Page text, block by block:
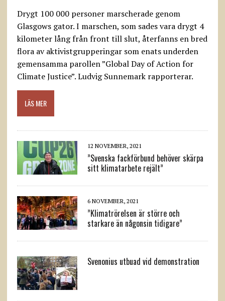
Drygt 100 000 personer marscherade genom
Glasgows gator. I marschen, som sades vara drygt 4
kilometer lång från front till slut, återfanns en bred
flora av aktivistgrupperingar som enats underden
gemensamma parollen ”Global Day of Action for
Climate Justice”. Ludvig Sunnemark rapporterar.
LÄS MER
12 NOVEMBER, 2021
”Svenska fackförbund behöver skärpa
sitt klimatarbete rejält”
6 NOVEMBER, 2021
”Klimatrörelsen är större och
starkare än någonsin tidigare”
Svenonius utbuad vid demonstration